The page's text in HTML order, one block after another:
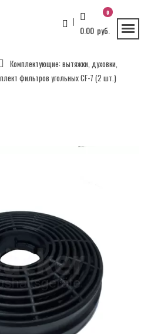
0
0.00 руб.
Комплектующие: вытяжки, духовки,
фильтров угольных CF-7 (2 шт.)